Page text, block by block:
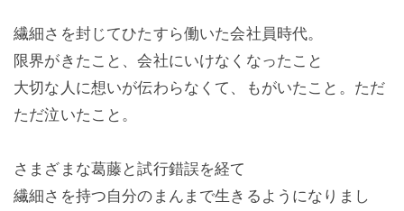
繊細さを封じてひたすら働いた会社員時代。
限界がきたこと、会社にいけなくなったこと
大切な人に想いが伝わらなくて、もがいたこと。ただ
ただ泣いたこと。
さまざまな葛藤と試行錯誤を経て
繊細さを持つ自分のまんまで生きるようになりまし